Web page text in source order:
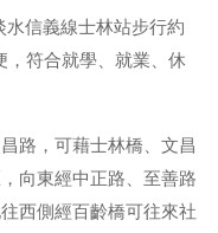
信義線士林站步行約
，符合就學、就業、休
路，可藉士林橋、文昌
向東經中正路、至善路
西側經百齡橋可往來社